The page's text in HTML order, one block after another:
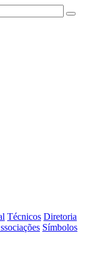
Técnicos Diretoria
Símbolos